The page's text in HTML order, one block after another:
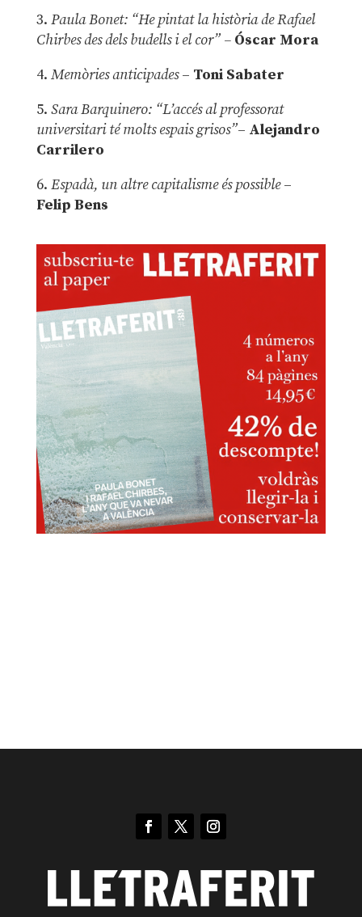
3. Paula Bonet: “He pintat la història de Rafael
Chirbes des dels budells i el cor” –Óscar Mora
4. Memòries anticipades– Toni Sabater
5. Sara Barquinero: “L’accés al professorat
universitari té molts espais grisos”– Alejandro
Carrilero
6. Espadà, un altre capitalisme és possible –
Felip Bens